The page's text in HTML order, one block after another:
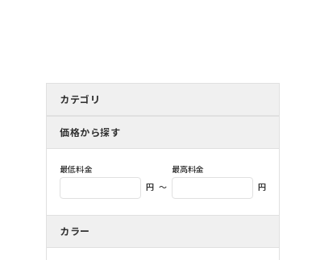
カテゴリ
価格から探す
最低料金
円 ～
最高料金
円
カラー